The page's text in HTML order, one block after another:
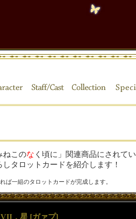
ねこのな く頃に」関連商品にされて
タロットカードを紹介します！
ば一組のタロットカードが完成します。
．星 [ガァプ]